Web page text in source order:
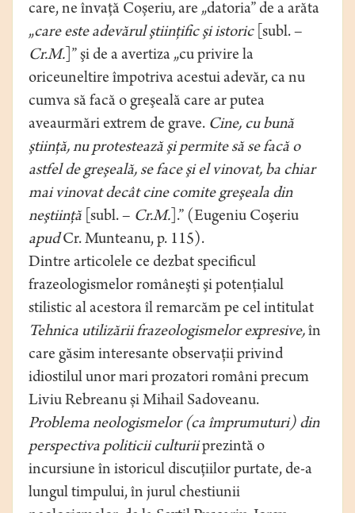
care, ne învață Coșeriu, are „datoria” de a arăta
„care este adevărul ştiinţific şi istoric [subl. –
Cr.M.]” şi de a avertiza „cu privire la
oriceuneltire împotriva acestui adevăr, ca nu
cumva să facă o greşeală care ar putea
aveaurmări extrem de grave. Cine, cu bună
ştiinţă, nu protestează şi permite să se facă o
astfel de greşeală, se face şi el vinovat, ba chiar
mai vinovat decât cine comite greşeala din
neştiinţă [subl. – Cr.M.].” (Eugeniu Coşeriu
apudCr. Munteanu, p. 115).
Dintre articolele ce dezbat specificul
frazeologismelor româneşti şi potenţialul
stilistic al acestora îl remarcăm pe cel intitulat
Tehnica utilizării frazeologismelor expresive,în
care găsim interesante observaţii privind
idiostilul unor mari prozatori români precum
Liviu Rebreanu și Mihail Sadoveanu.
Problema neologismelor (ca împrumuturi) din
perspectiva politicii culturiiprezintă o
incursiune în istoricul discuţiilor purtate, de-a
lungul timpului, în jurul chestiunii